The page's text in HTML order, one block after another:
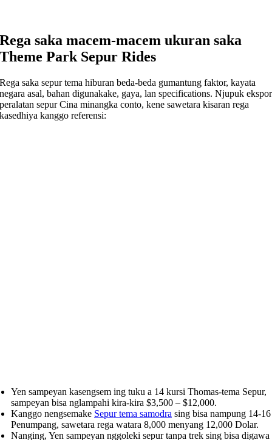
Rega saka macem-macem ukuran saka
Theme Park Sepur Rides
Rega saka sepur tema hiburan beda-beda gumantung faktor, kayata
negara asal, bahan digunakake, gaya, lan specifications. Njupuk ekspor
peralatan sepur Cina minangka conto, kene sawetara kisaran rega
kasedhiya kanggo referensi:
Yen sampeyan kasengsem ing tuku a 14 kursi Thomas-tema Sepur,
sampeyan bisa nglampahi kira-kira $3,500 – $12,000.
Kanggo nengsemake Sepur tema samodra sing bisa nampung 14-16
Penumpang, sawetara rega watara 8,000 menyang 12,000 Dolar.
Nanging, Yen sampeyan nggoleki sepur tanpa trek sing bisa digawa